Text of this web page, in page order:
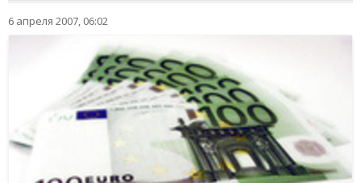
6 апреля 2007, 06:02